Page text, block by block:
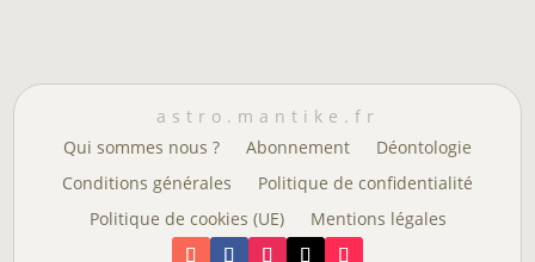
astro.mantike.fr
Qui sommes nous ?
Abonnement
Déontologie
Conditions générales
Politique de confidentialité
Politique de cookies (UE)
Mentions légales